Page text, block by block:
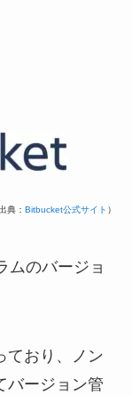
出典：Bitbucket公式サイト ）
ムのバージョ
ており、ノン
バージョン管